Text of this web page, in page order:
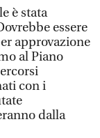
è stata
essere
approvazione
al Piano
con i
dalla